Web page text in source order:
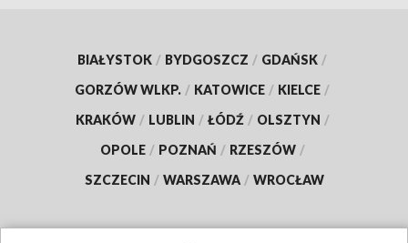
BIAŁYSTOK / BYDGOSZCZ / GDAŃSK /
GORZÓW WLKP. / KATOWICE / KIELCE /
KRAKÓW / LUBLIN / ŁÓDŹ / OLSZTYN /
OPOLE / POZNAŃ / RZESZÓW /
SZCZECIN / WARSZAWA / WROCŁAW